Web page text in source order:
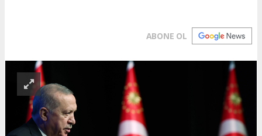
ABONE OL